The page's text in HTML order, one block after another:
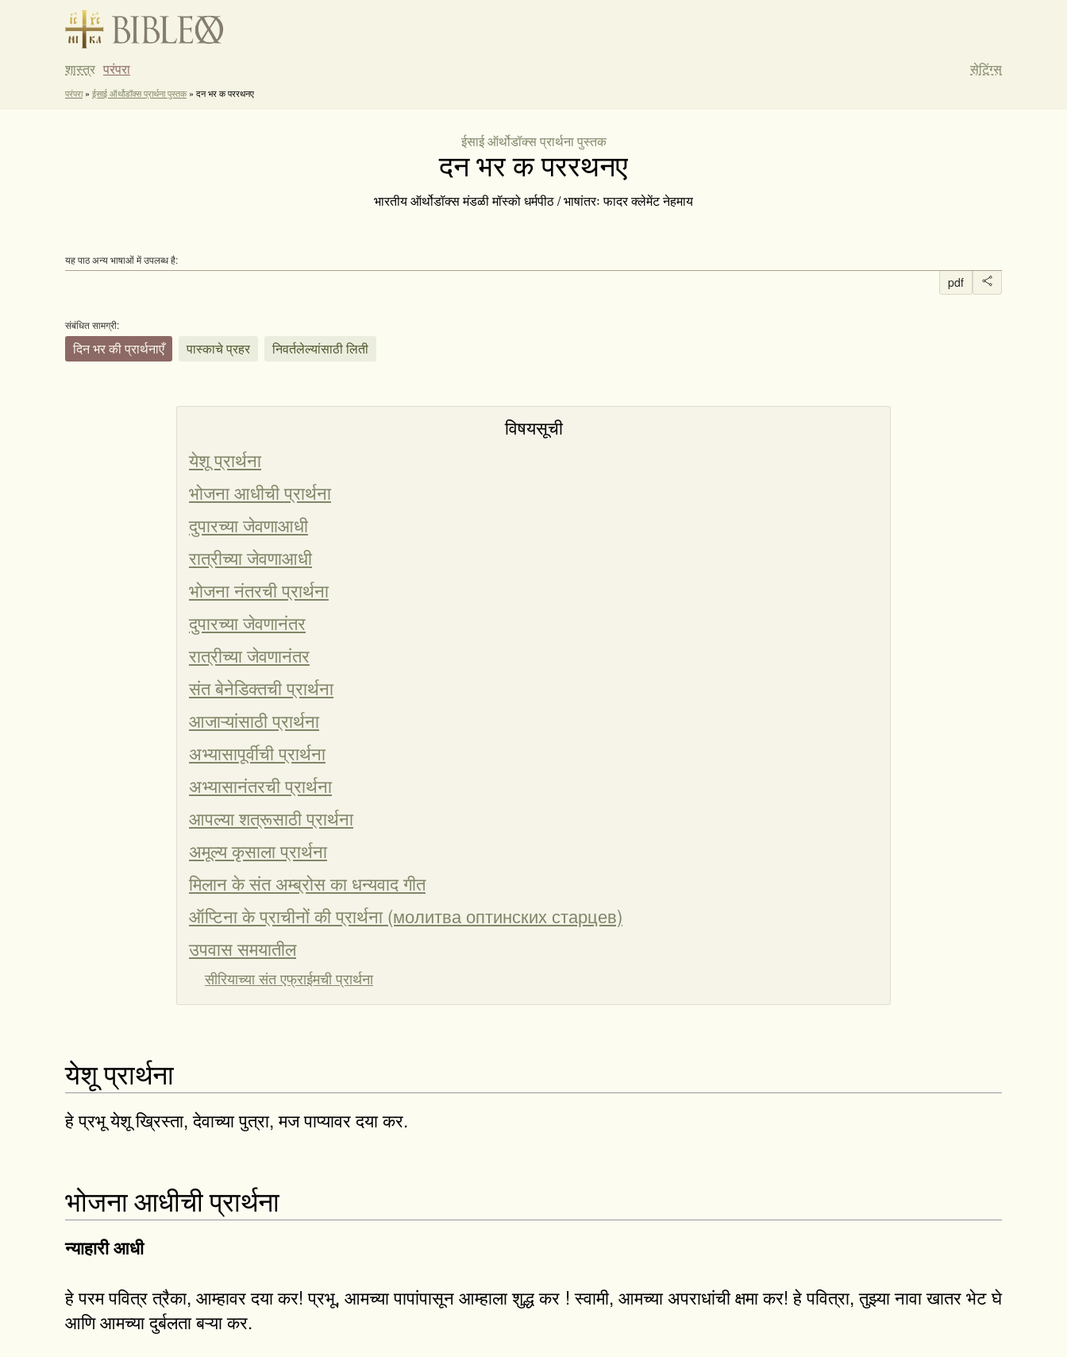
शास्त्र परंपरा सेटिंग्स
परंपरा» ईसाई ऑर्थोडॉक्स प्रार्थना पुस्तक» दन भर क पररथनए
ईसाई ऑर्थोडॉक्स प्रार्थना पुस्तक
दन भर क पररथनए
भारतीय ऑर्थोडॉक्स मंडळी मॉस्को धर्मपीठ / भाषांतरः फादर क्लेमेंट नेहमाय
यह पाठ अन्य भाषाओं में उपलब्ध है:
pdf
संबंधित सामग्री:
दिन भर की प्रार्थनाएँ पास्काचे प्रहर निवर्तलेल्यांसाठी लिती
विषयसूची
येशू प्रार्थना
भोजना आधीची प्रार्थना
दुपारच्या जेवणाआधी
रात्रीच्या जेवणाआधी
भोजना नंतरची प्रार्थना
दुपारच्या जेवणानंतर
रात्रीच्या जेवणानंतर
संत बेनेडिक्तची प्रार्थना
आजाऱ्यांसाठी प्रार्थना
अभ्यासापूर्वीची प्रार्थना
अभ्यासानंतरची प्रार्थना
आपल्या शत्रूसाठी प्रार्थना
अमूल्य कृसाला प्रार्थना
मिलान के संत अम्ब्रोस का धन्यवाद गीत
ऑप्टिना के प्राचीनों की प्रार्थना (молитва оптинских старцев)
उपवास समयातील
सीरियाच्या संत एफ्राईमची प्रार्थना
येशू प्रार्थना
हे प्रभू येशू ख्रिस्ता, देवाच्या पुत्रा, मज पाप्यावर दया कर.
भोजना आधीची प्रार्थना
न्याहारी आधी
हे परम पवित्र त्रैका, आम्हावर दया कर! प्रभू, आमच्या पापांपासून आम्हाला शुद्ध कर ! स्वामी, आमच्या अपराधांची क्षमा कर! हे पवित्रा, तुझ्या नावा खातर भेट घे
आणि आमच्या दुर्बलता बऱ्या कर.